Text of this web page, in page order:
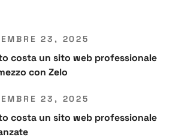
23, 2025
costa un sito web professionale
con Zelo
23, 2025
costa un sito web professionale